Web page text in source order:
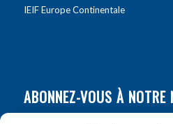
IEIF Europe Continentale
ABONNEZ-VOUS À NOTRE